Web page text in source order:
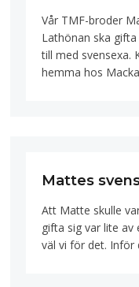
Vår TMF-broder
Lathönan ska
till med svensexa.
hemma hos
Mattes
Att Matte skulle
gifta sig var lite av
väl vi för det.